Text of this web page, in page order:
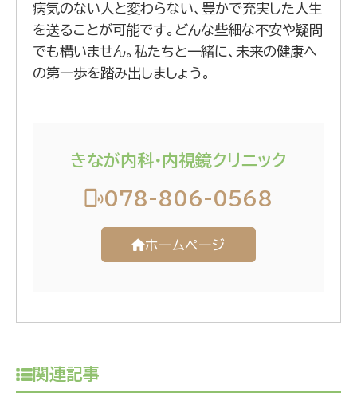
病気のない人と変わらない、豊かで充実した人生
を送ることが可能です。どんな些細な不安や疑問
でも構いません。私たちと一緒に、未来の健康へ
の第一歩を踏み出しましょう。
きなが内科・内視鏡クリニック
078-806-0568
ホームページ
関連記事